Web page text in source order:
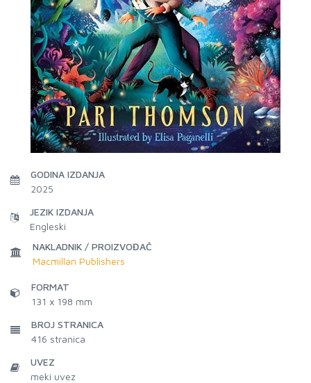
GODINA IZDANJA
2025
JEZIK IZDANJA
Engleski
NAKLADNIK / PROIZVOĐAČ
Macmillan Publishers
FORMAT
131 x 198 mm
BROJ STRANICA
416 stranica
UVEZ
meki uvez